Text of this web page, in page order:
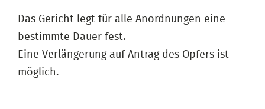
Das Gericht legt für alle Anordnungen eine
bestimmte Dauer fest.
Eine Verlängerung auf Antrag des Opfers ist
möglich.